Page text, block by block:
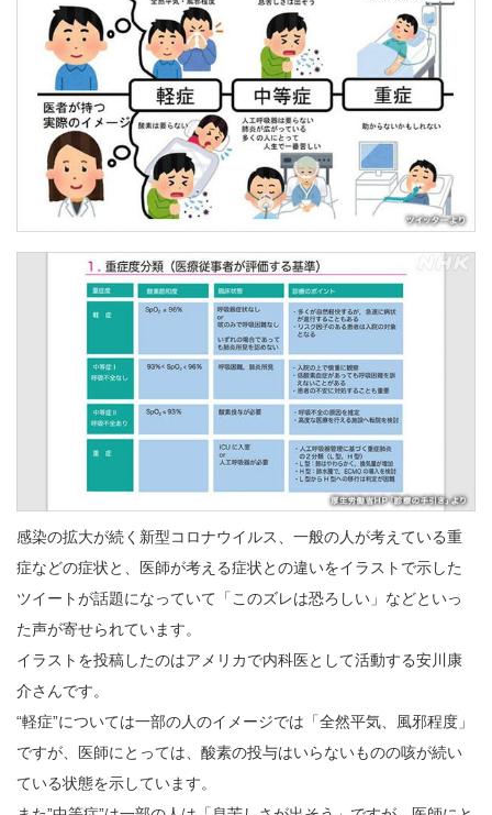
感染の拡大が続く新型コロナウイルス、一般の人が考えている重
症などの症状と、医師が考える症状との違いをイラストで示した
ツイートが話題になっていて「このズレは恐ろしい」などといっ
た声が寄せられています。
イラストを投稿したのはアメリカで内科医として活動する安川康
介さんです。
“軽症”については一部の人のイメージでは「全然平気、風邪程度」
ですが、医師にとっては、酸素の投与はいらないものの咳が続い
ている状態を示しています。